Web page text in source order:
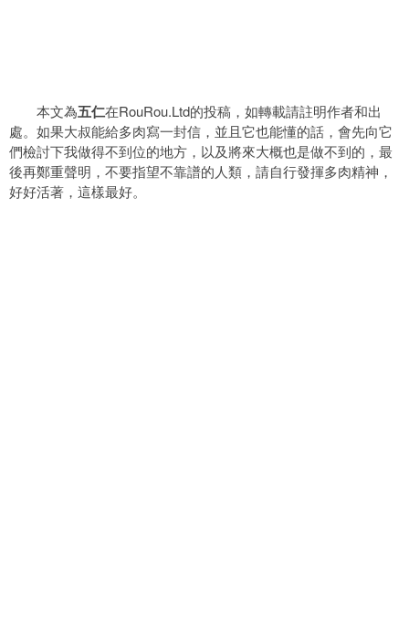
本文為五仁在RouRou.Ltd的投稿，如轉載請註明作者和出
處。如果大叔能給多肉寫一封信，並且它也能懂的話，會先向它
們檢討下我做得不到位的地方，以及將來大概也是做不到的，最
後再鄭重聲明，不要指望不靠譜的人類，請自行發揮多肉精神，
好好活著，這樣最好。